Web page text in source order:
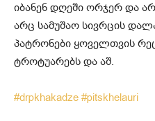
იბანენ დღეში ორჯერ და
არც სამუშაო სივრცის
პატრონები ყოველთვის
ტროტუარებს და აშ.
#drpkhakadze #pitskhelauri